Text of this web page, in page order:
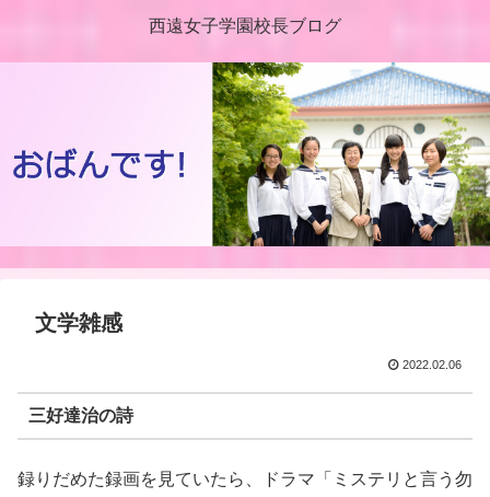
西遠女子学園校長ブログ
文学雑感
2022.02.06
三好達治の詩
録りだめた録画を見ていたら、ドラマ「ミステリと言う勿